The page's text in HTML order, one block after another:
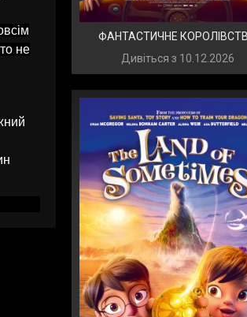
не
ФАНТАСТИЧНЕ
Дивіться з 10.12.2026